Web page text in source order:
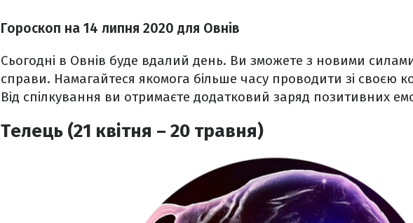
Гороскоп на 14 липня 2020 для Овнів
Сьогодні в Овнів буде вдалий день. Ви зможете з новими силами
справи. Намагайтеся якомога більше часу проводити зі своєю
Від спілкування ви отримаєте додатковий заряд позитивних
Телець (21 квітня – 20 травня)